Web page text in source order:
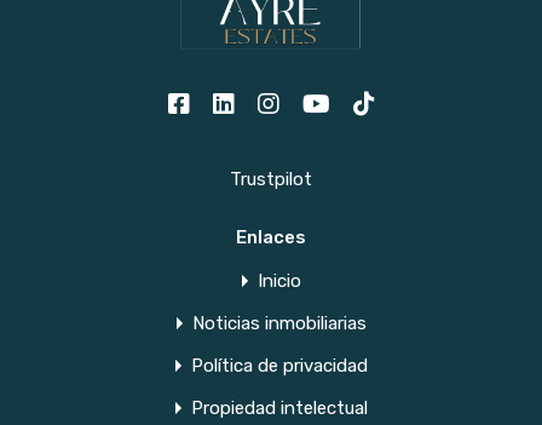
Trustpilot
Enlaces
Inicio
Noticias inmobiliarias
Política de privacidad
Propiedad intelectual